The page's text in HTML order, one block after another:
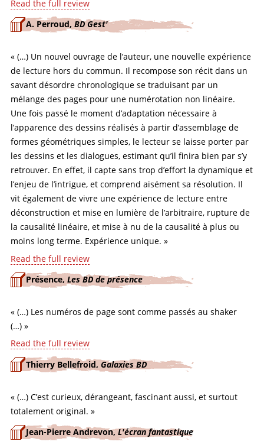
Read the full review
A. Perroud,BD Gest'
« (…) Un nouvel ouvrage de l’auteur, une nouvelle expérience
de lecture hors du commun. Il recompose son récit dans un
savant désordre chronologique se traduisant par un
mélange des pages pour une numérotation non linéaire.
Une fois passé le moment d’adaptation nécessaire à
l’apparence des dessins réalisés à partir d’assemblage de
formes géométriques simples, le lecteur se laisse porter par
les dessins et les dialogues, estimant qu’il finira bien par s’y
retrouver. En effet, il capte sans trop d’effort la dynamique et
l’enjeu de l’intrigue, et comprend aisément sa résolution. Il
vit également de vivre une expérience de lecture entre
déconstruction et mise en lumière de l’arbitraire, rupture de
la causalité linéaire, et mise à nu de la causalité à plus ou
moins long terme. Expérience unique. »
Read the full review
Présence,Les BD de présence
« (…) Les numéros de page sont comme passés au shaker
(…) »
Read the full review
Thierry Bellefroid,Galaxies BD
« (…) C’est curieux, dérangeant, fascinant aussi, et surtout
totalement original. »
Jean-Pierre Andrevon,L'écran fantastique